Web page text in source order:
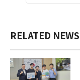
RELATED NEWS